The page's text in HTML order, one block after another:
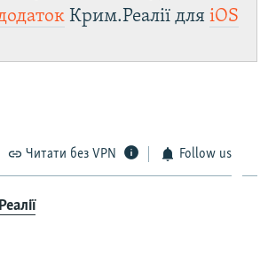
Крим.Реалії для iOS
Читати без VPN Follow us